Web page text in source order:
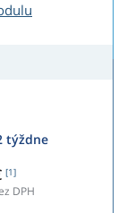
týždne
[1]
DPH